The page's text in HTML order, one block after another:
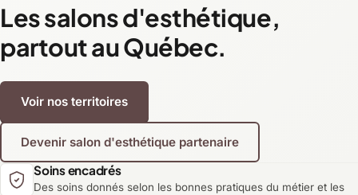
Les salons d'esthétique,
partout au Québec.
Voir nos territoires
Devenir salon d'esthétique partenaire
Soins encadrés
Des soins donnés selon les bonnes pratiques du métier et les